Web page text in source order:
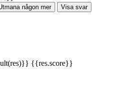
någon mer Visa svar
{{res.score}}